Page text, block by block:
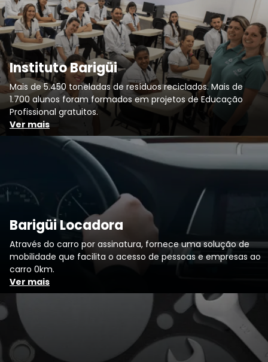
Instituto Barigüi
Mais de 5.450 toneladas de resíduos reciclados. Mais de
1.700 alunos foram formados em projetos de Educação
Profissional gratuitos.
Ver mais
Barigüi Locadora
Através do carro por assinatura, fornece uma solução de
mobilidade que facilita o acesso de pessoas e empresas ao
carro 0km.
Ver mais